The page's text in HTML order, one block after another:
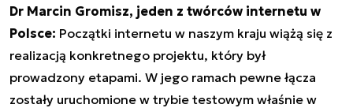
Dr Marcin Gromisz, jeden z twórców internetu w
Polsce: Początki internetu w naszym kraju wiążą się z
realizacją konkretnego projektu, który był
prowadzony etapami. W jego ramach pewne łącza
zostały uruchomione w trybie testowym właśnie w